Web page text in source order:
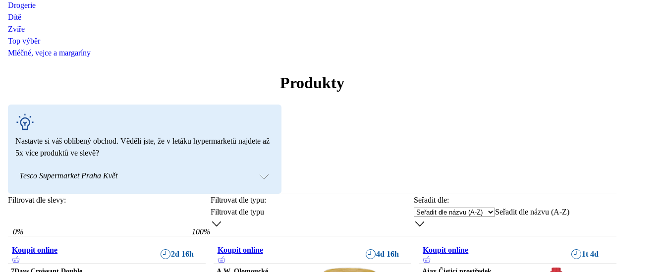
Drogerie
Dítě
Zvíře
Top výběr
Mléčné, vejce a margaríny
Produkty
Nastavte si váš oblíbený obchod. Věděli jste, že v letáku hypermarketů najdete až
5x více produktů ve slevě?
Tesco Supermarket Praha Květ
Filtrovat dle slevy:
0% 100%
Filtrovat dle typu:
Filtrovat dle typu
Seřadit dle:
Seřadit dle názvu (A-Z)
Koupit online 2d 16h Koupit online 4d 16h Koupit online 1t 4d